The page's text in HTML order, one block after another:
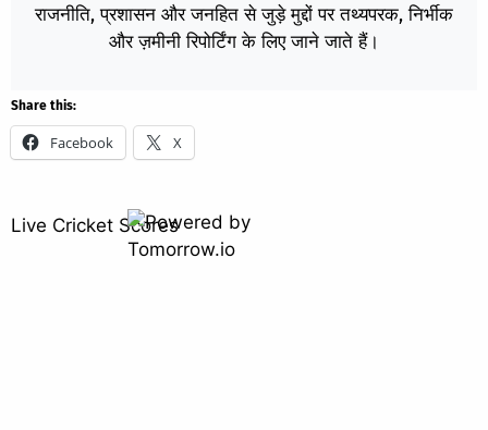
राजनीति, प्रशासन और जनहित से जुड़े मुद्दों पर तथ्यपरक, निर्भीक
और ज़मीनी रिपोर्टिंग के लिए जाने जाते हैं।
Share this:
Facebook X
Live Cricket Scores